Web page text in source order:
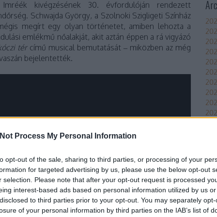
Process My Personal Information
opt-out of the sale, sharing to third parties, or processing of your
for targeted advertising by us, please use the below opt-out
selection. Please note that after your opt-out request is processed
interest-based ads based on personal information utilized by us
to third parties prior to your opt-out. You may separately
of your personal information by third parties on the IAB’s list of
kivégzésének 30. évfordulóján rendezett
Schwajda György, a Szolnoki Szigligeti Színház
megírt egy olyan történetet, amiben lehozta a
emlékmű nőalakját, akit aztán éppen a rá vigyázó
tércímű musical bemutatását – miközben az még
bejelentették.